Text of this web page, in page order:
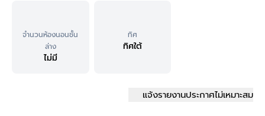
จำนวนห้องนอนชั้น
ล่าง
ไม่มี
ทิศ
ทิศใต้
แจ้งรายงานประกาศไม่เหมาะสม